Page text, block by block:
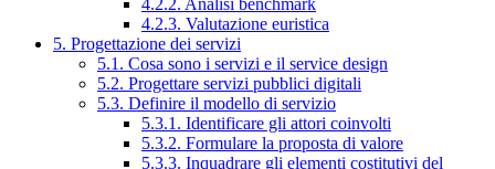
4.2.2. Analisi benchmark
4.2.3. Valutazione euristica
5. Progettazione dei servizi
5.1. Cosa sono i servizi e il service design
5.2. Progettare servizi pubblici digitali
5.3. Definire il modello di servizio
5.3.1. Identificare gli attori coinvolti
5.3.2. Formulare la proposta di valore
5.3.3. Inquadrare gli elementi costitutivi del